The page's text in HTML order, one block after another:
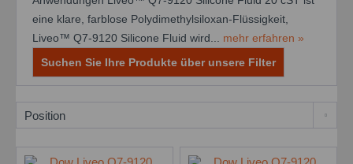
eine klare, farblose Polydimethylsiloxan-Flüssigkeit,
Liveo™ Q7-9120 Silicone Fluid wird... mehr erfahren »
Suchen Sie Ihre Produkte über unsere Filter